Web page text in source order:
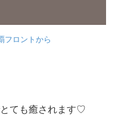
フロントから
ても癒されます♡